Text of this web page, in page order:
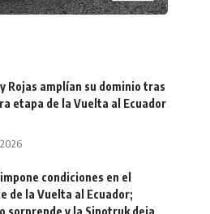
Rojas amplían su dominio tras
etapa de la Vuelta al Ecuador
condiciones en el
de la Vuelta al Ecuador;
sorprende y la Sinotruk deja